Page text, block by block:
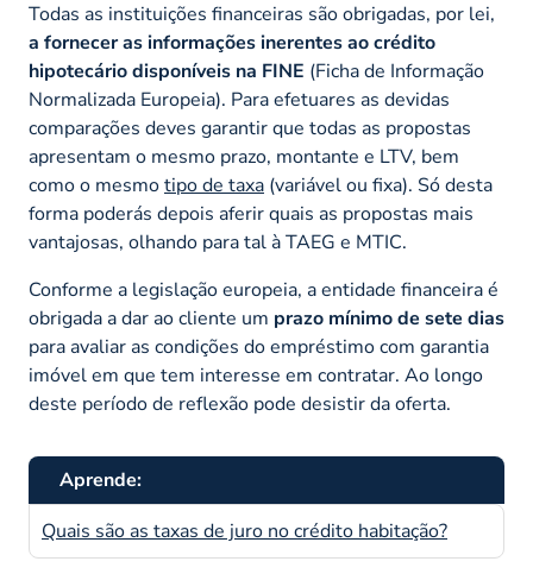
Todas as instituições financeiras são obrigadas, por lei,
a fornecer as informações inerentes ao crédito
hipotecário disponíveis na FINE (Ficha de Informação
Normalizada Europeia). Para efetuares as devidas
comparações deves garantir que todas as propostas
apresentam o mesmo prazo, montante e LTV, bem
como o mesmotipo de taxa (variável ou fixa). Só desta
forma poderás depois aferir quais as propostas mais
vantajosas, olhando para tal à TAEG e MTIC.
Conforme a legislação europeia, a entidade financeira é
obrigada a dar ao cliente um prazo mínimo de sete dias
para avaliar as condições do empréstimo com garantia
imóvel em que tem interesse em contratar. Ao longo
deste período de reflexão pode desistir da oferta.
Aprende:
Quais são as taxas de juro no crédito habitação?